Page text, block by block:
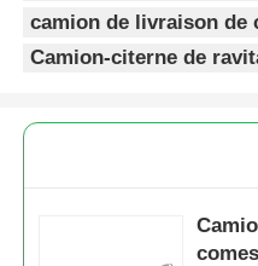
camion de livraison de
Camion-citerne de